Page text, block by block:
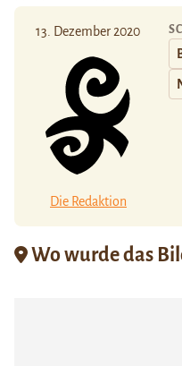
13. Dezember 2020
Die Redaktion
Wo wurde das